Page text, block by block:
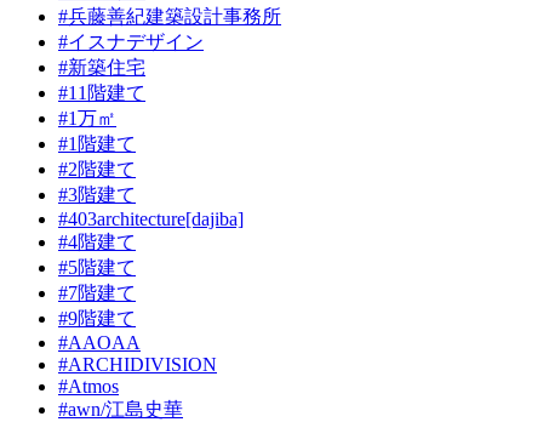
#兵藤善紀建築設計事務所
#イスナデザイン
#新築住宅
#11階建て
#1万㎡
#1階建て
#2階建て
#3階建て
#403architecture[dajiba]
#4階建て
#5階建て
#7階建て
#9階建て
#AAOAA
#ARCHIDIVISION
#Atmos
#awn/江島史華